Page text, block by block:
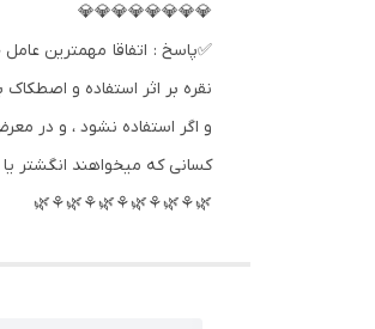
💎💎💎💎💎💎💎💎
✅پاسخ : اتفاقا مهمترین
نقره بر اثر استفاده و اصطکاک
و اگر استفاده نشود ، و در
کسانی که میخواهند انگشتر
🌿⚘🌿⚘🌿⚘🌿⚘🌿⚘🌿